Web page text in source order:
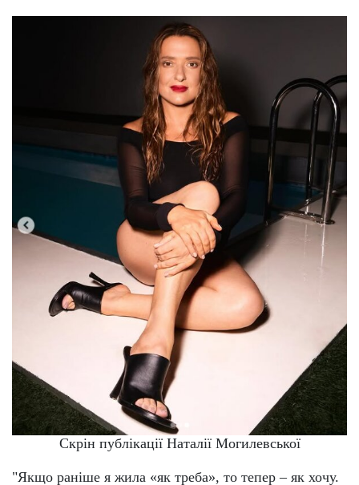
Скрін публікації Наталії Могилевської
"Якщо раніше я жила «як треба», то тепер – як хочу.